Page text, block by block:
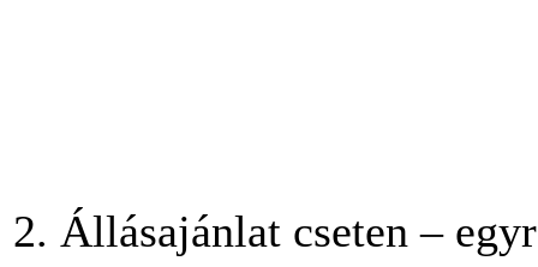
2. Állásajánlat cseten –